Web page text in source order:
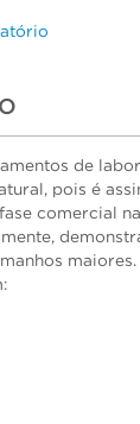
de
pois é
comercial
maiores.